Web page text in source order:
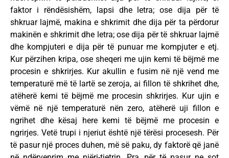
faktor i rëndësishëm, lapsi dhe letra; ose dija për të
shkruar lajmë, makina e shkrimit dhe dija për ta përdorur
makinën e shkrimit dhe letra; ose dija për të shkruar lajmë
dhe kompjuteri e dija për të punuar me kompjuter e etj.
Kur përzihen kripa, ose sheqeri me ujin kemi të bëjmë me
procesin e shkrirjes. Kur akullin e fusim në një vend me
temperaturë më të lartë se zeroja, ai fillon të shkrihet dhe,
atëherë kemi të bëjmë me procesin shkrirjes. Kur ujin e
vëmë në një temperaturë nën zero, atëherë uji fillon e
ngrihet dhe kësaj here kemi të bëjmë me procesin e
ngrirjes. Vetë trupi i njeriut është një tërësi procesesh. Për
të pasur një proces duhen, më së paku, dy faktorë që janë